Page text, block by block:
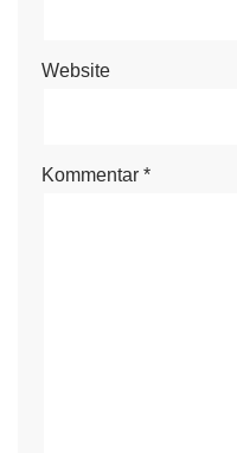
Website
Kommentar *